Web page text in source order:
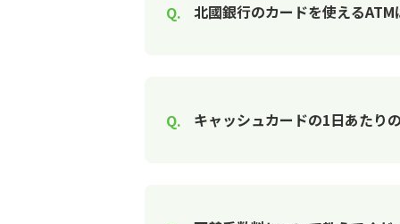
北國銀行のカードを使える
キャッシュカードの1日あたり